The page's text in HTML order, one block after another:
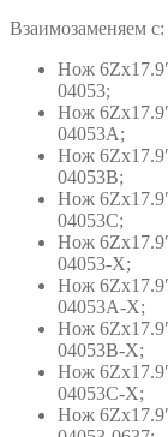
Взаимозаменяем с:
Нож
04053;
Нож
04053A;
Нож
04053B;
Нож
04053C;
Нож
04053-X;
Нож
04053A-X;
Нож
04053B-X;
Нож
04053C-X;
Нож